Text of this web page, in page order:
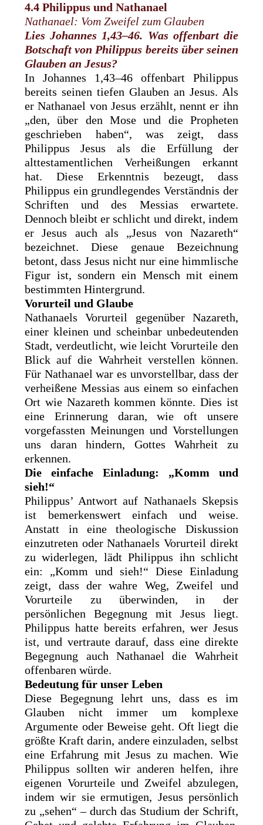
4.4 Philippus und Nathanael
Nathanael: Vom Zweifel zum Glauben
Lies Johannes 1,43–46. Was offenbart die
Botschaft von Philippus bereits über seinen
Glauben an Jesus?
In Johannes 1,43–46 offenbart Philippus
bereits seinen tiefen Glauben an Jesus. Als
er Nathanael von Jesus erzählt, nennt er ihn
„den, über den Mose und die Propheten
geschrieben haben“, was zeigt, dass
Philippus Jesus als die Erfüllung der
alttestamentlichen Verheißungen erkannt
hat. Diese Erkenntnis bezeugt, dass
Philippus ein grundlegendes Verständnis der
Schriften und des Messias erwartete.
Dennoch bleibt er schlicht und direkt, indem
er Jesus auch als „Jesus von Nazareth“
bezeichnet. Diese genaue Bezeichnung
betont, dass Jesus nicht nur eine himmlische
Figur ist, sondern ein Mensch mit einem
bestimmten Hintergrund.
Vorurteil und Glaube
Nathanaels Vorurteil gegenüber Nazareth,
einer kleinen und scheinbar unbedeutenden
Stadt, verdeutlicht, wie leicht Vorurteile den
Blick auf die Wahrheit verstellen können.
Für Nathanael war es unvorstellbar, dass der
verheißene Messias aus einem so einfachen
Ort wie Nazareth kommen könnte. Dies ist
eine Erinnerung daran, wie oft unsere
vorgefassten Meinungen und Vorstellungen
uns daran hindern, Gottes Wahrheit zu
erkennen.
Die einfache Einladung: „Komm und
sieh!“
Philippus’ Antwort auf Nathanaels Skepsis
ist bemerkenswert einfach und weise.
Anstatt in eine theologische Diskussion
einzutreten oder Nathanaels Vorurteil direkt
zu widerlegen, lädt Philippus ihn schlicht
ein: „Komm und sieh!“ Diese Einladung
zeigt, dass der wahre Weg, Zweifel und
Vorurteile zu überwinden, in der
persönlichen Begegnung mit Jesus liegt.
Philippus hatte bereits erfahren, wer Jesus
ist, und vertraute darauf, dass eine direkte
Begegnung auch Nathanael die Wahrheit
offenbaren würde.
Bedeutung für unser Leben
Diese Begegnung lehrt uns, dass es im
Glauben nicht immer um komplexe
Argumente oder Beweise geht. Oft liegt die
größte Kraft darin, andere einzuladen, selbst
eine Erfahrung mit Jesus zu machen. Wie
Philippus sollten wir anderen helfen, ihre
eigenen Vorurteile und Zweifel abzulegen,
indem wir sie ermutigen, Jesus persönlich
zu „sehen“ – durch das Studium der Schrift,